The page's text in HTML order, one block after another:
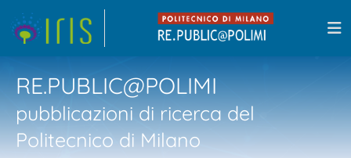
RE.PUBLIC@POLIMI
pubblicazioni di ricerca del
Politecnico di Milano